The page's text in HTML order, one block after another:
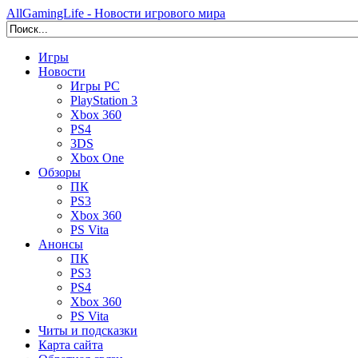
AllGamingLife - Новости игрового мира
Игры
Новости
Игры PC
PlayStation 3
Xbox 360
PS4
3DS
Xbox One
Обзоры
ПК
PS3
Xbox 360
PS Vita
Анонсы
ПК
PS3
PS4
Xbox 360
PS Vita
Читы и подсказки
Карта сайта